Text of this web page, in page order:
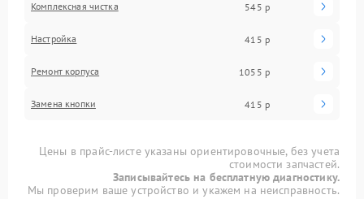
Комплексная чистка 545 р
Настройка 415 р
Ремонт корпуса 1055 р
Замена кнопки 415 р
Цены в прайс-листе указаны ориентировочные, без учета
стоимости запчастей.
Записывайтесь на бесплатную диагностику.
Мы проверим ваше устройство и укажем на неисправность.